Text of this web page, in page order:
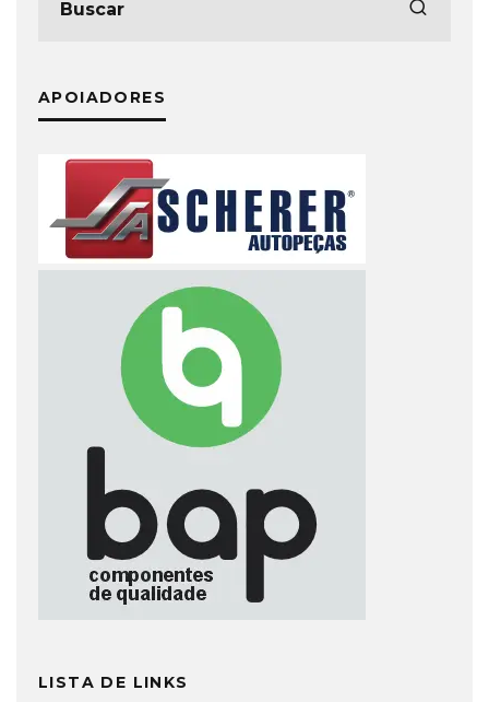
APOIADORES
LISTA DE LINKS